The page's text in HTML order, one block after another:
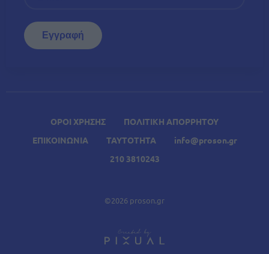
A Σχετικά Άρθρα
ΟΡΟΙ ΧΡΗΣΗΣ
ΠΟΛΙΤΙΚΗ ΑΠΟΡΡΗΤΟΥ
ΕΠΙΚΟΙΝΩΝΙΑ
ΤΑΥΤΟΤΗΤΑ
info@proson.gr
210 3810243
©2026 proson.gr